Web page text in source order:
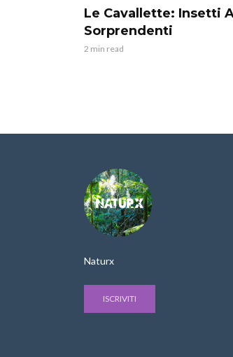
Le Cavallette: Insetti
Sorprendenti
2 min read
Naturx
ISCRIVITI